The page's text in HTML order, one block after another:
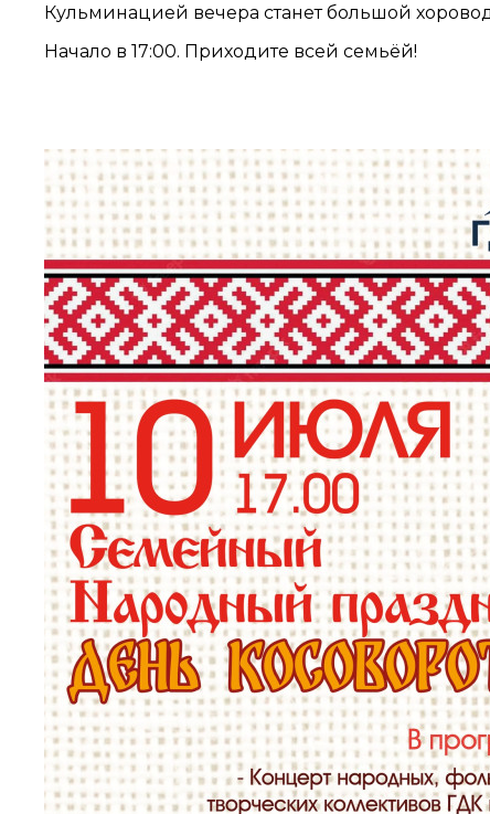
Кульминацией вечера станет большой
Начало в 17:00. Приходите всей семьёй!